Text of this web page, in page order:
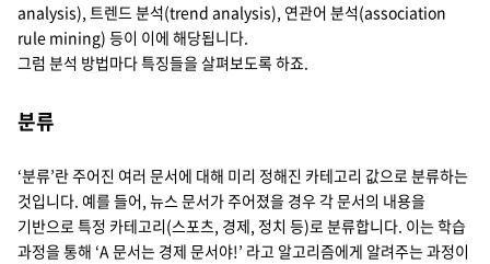
analysis), 트렌드 분석(trend analysis), 연관어 분석(association
rule mining) 등이 이에 해당됩니다.
그럼 분석 방법마다 특징들을 살펴보도록 하죠.
분류
‘분류’란 주어진 여러 문서에 대해 미리 정해진 카테고리 값으로 분류하는
것입니다. 예를 들어, 뉴스 문서가 주어졌을 경우 각 문서의 내용을
기반으로 특정 카테고리(스포츠, 경제, 정치 등)로 분류합니다. 이는 학습
과정을 통해 ‘A 문서는 경제 문서야!’ 라고 알고리즘에게 알려주는 과정이